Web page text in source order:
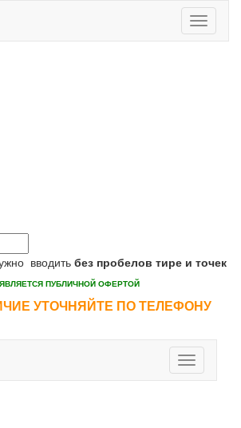
Toggle
вводить без пробелов тире и точек
ПУБЛИЧНОЙ ОФЕРТОЙ
УТОЧНЯЙТЕ ПО ТЕЛЕФОНУ
Toggle
navigation